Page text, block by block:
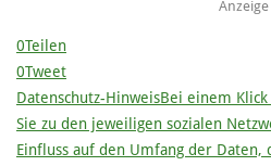
Anzeige
0Teilen
0Tweet
Datenschutz-HinweisBei einem
Sie zu den jeweiligen sozialen
Einfluss auf den Umfang der